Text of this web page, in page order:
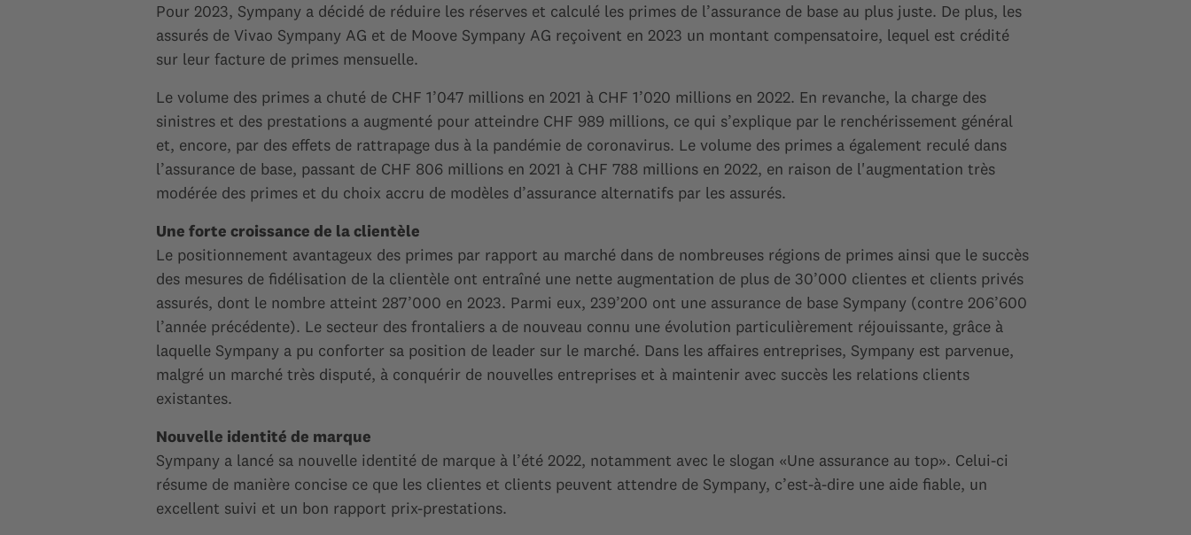
Pour 2023, Sympany a décidé de réduire les réserves et calculé les primes de l’assurance de base au plus juste. De plus, les
assurés de Vivao Sympany AG et de Moove Sympany AG reçoivent en 2023 un montant compensatoire, lequel est crédité
sur leur facture de primes mensuelle.
Le volume des primes a chuté de CHF 1’047 millions en 2021 à CHF 1’020 millions en 2022. En revanche, la charge des
sinistres et des prestations a augmenté pour atteindre CHF 989 millions, ce qui s’explique par le renchérissement général
et, encore, par des effets de rattrapage dus à la pandémie de coronavirus. Le volume des primes a également reculé dans
l’assurance de base, passant de CHF 806 millions en 2021 à CHF 788 millions en 2022, en raison de l'augmentation très
modérée des primes et du choix accru de modèles d’assurance alternatifs par les assurés.
Une forte croissance de la clientèle
Le positionnement avantageux des primes par rapport au marché dans de nombreuses régions de primes ainsi que le succès
des mesures de fidélisation de la clientèle ont entraîné une nette augmentation de plus de 30’000 clientes et clients privés
assurés, dont le nombre atteint 287’000 en 2023. Parmi eux, 239’200 ont une assurance de base Sympany (contre 206’600
l’année précédente). Le secteur des frontaliers a de nouveau connu une évolution particulièrement réjouissante, grâce à
laquelle Sympany a pu conforter sa position de leader sur le marché. Dans les affaires entreprises, Sympany est parvenue,
malgré un marché très disputé, à conquérir de nouvelles entreprises et à maintenir avec succès les relations clients
existantes.
Nouvelle identité de marque
Sympany a lancé sa nouvelle identité de marque à l’été 2022, notamment avec le slogan «Une assurance au top». Celui-ci
résume de manière concise ce que les clientes et clients peuvent attendre de Sympany, c’est-à-dire une aide fiable, un
excellent suivi et un bon rapport prix-prestations.